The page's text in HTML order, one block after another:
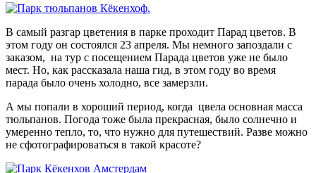
В самый разгар цветения в парке проходит Парад цветов. В
этом году он состоялся 23 апреля. Мы немного запоздали с
заказом, на тур с посещением Парада цветов уже не было
мест. Но, как рассказала наша гид, в этом году во время
парада было очень холодно, все замерзли.
А мы попали в хороший период, когда цвела основная масса
тюльпанов. Погода тоже была прекрасная, было солнечно и
умеренно тепло, то, что нужно для путешествий. Разве можно
не сфотографироваться в такой красоте?